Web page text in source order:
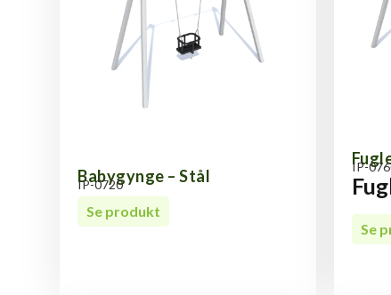
Babygynge – Stål
IP-0720
Se produkt
IP-
Se